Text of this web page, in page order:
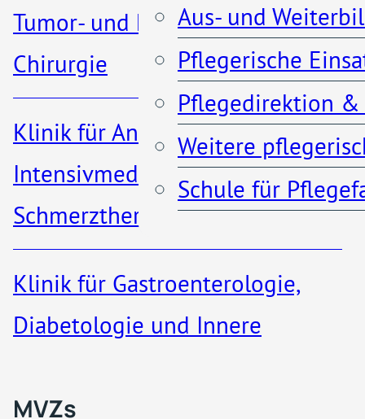
Küche und Cafeteria
Anfahrt & Parken
Kontakt
Tumor- und koloproktologische
Chirurgie
Klinik für Anästhesiologie,
Intensivmedizin und
Schmerztherapie
Klinik für Gastroenterologie,
Diabetologie und Innere
Aus- und
Pflegerische
Pflegedirektion
Weitere
Schule für
MVZs & ambulante
MVZs
Weitere Informationen:
Zusatzbezeichnung
Notfallpflege